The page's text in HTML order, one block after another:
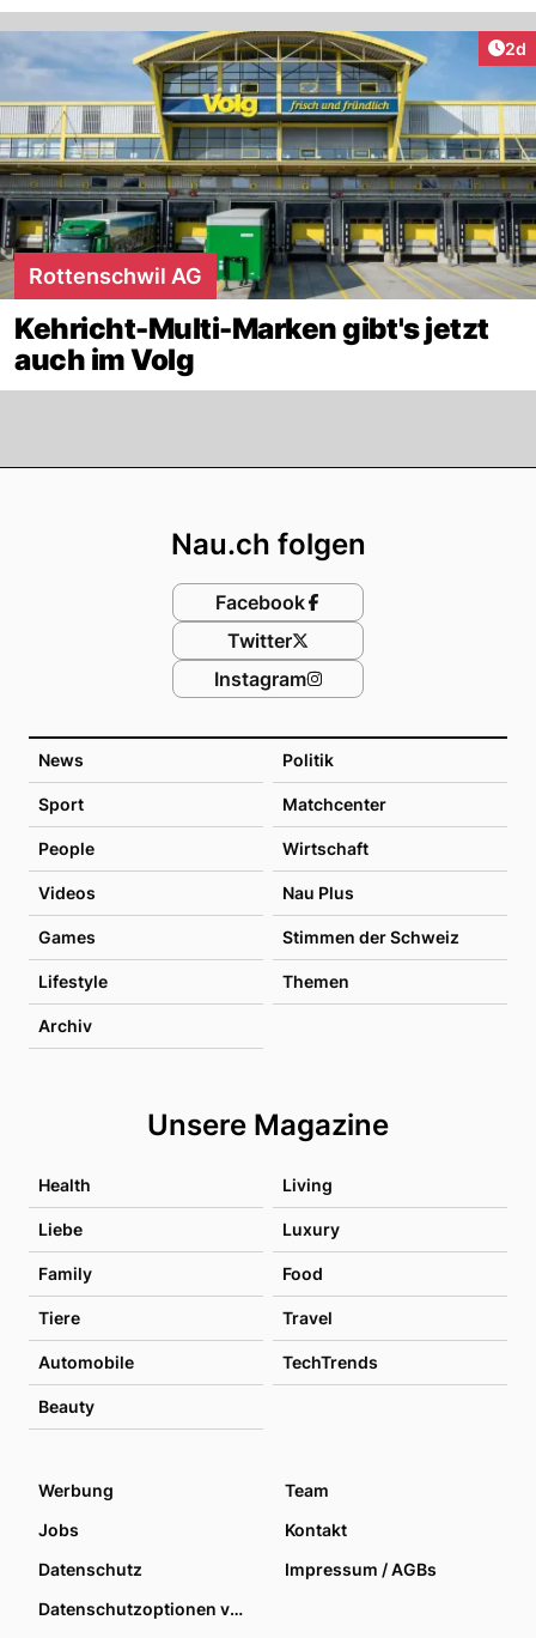
2d
Rottenschwil AG
Kehricht-Multi-Marken gibt's jetzt
auch im Volg
News Politik
Sport Matchcenter
People Wirtschaft
Videos Nau Plus
Games Stimmen der Schweiz
Lifestyle Themen
Archiv
Unsere Magazine
Health Living
Liebe Luxury
Family Food
Tiere Travel
Automobile TechTrends
Beauty
Nau.ch folgen
Facebook
Twitter
Instagram
Werbung
Team
Jobs
Kontakt
Datenschutz
Impressum / AGBs
Datenschutzoptionen verwalten